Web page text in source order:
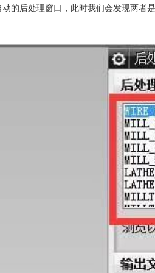
的后处理窗口，此时我们会发现两者